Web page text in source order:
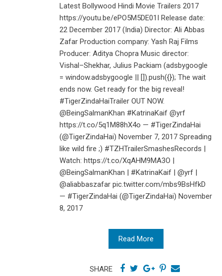
Latest Bollywood Hindi Movie Trailers 2017
https://youtu.be/ePO5M5DE01I Release date:
22 December 2017 (India) Director: Ali Abbas
Zafar Production company: Yash Raj Films
Producer: Aditya Chopra Music director:
Vishal–Shekhar, Julius Packiam (adsbygoogle
= window.adsbygoogle || []).push({}); The wait
ends now. Get ready for the big reveal!
#TigerZindaHaiTrailer OUT NOW.
@BeingSalmanKhan #KatrinaKaif @yrf
https://t.co/5q1M88hX4o — #TigerZindaHai
(@TigerZindaHai) November 7, 2017 Spreading
like wild fire ;) #TZHTrailerSmashesRecords |
Watch: https://t.co/XqAHM9MA3O |
@BeingSalmanKhan | #KatrinaKaif | @yrf |
@aliabbaszafar pic.twitter.com/mbs9BsHfkD
— #TigerZindaHai (@TigerZindaHai) November
8, 2017
Read More
SHARE